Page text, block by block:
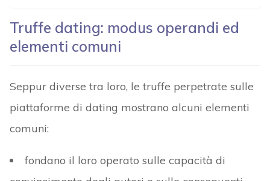
Truffe dating: modus operandi ed
elementi comuni
Seppur diverse tra loro, le truffe perpetrate sulle
piattaforme di dating mostrano alcuni elementi
comuni:
fondano il loro operato sulle capacità di